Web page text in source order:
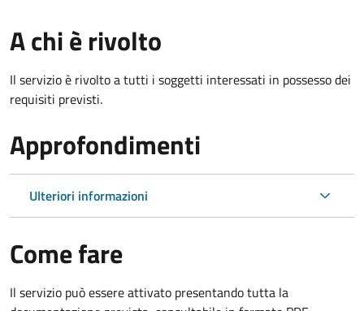
A chi è rivolto
Il servizio è rivolto a tutti i soggetti interessati in possesso dei
requisiti previsti.
Approfondimenti
Ulteriori informazioni
Come fare
Il servizio può essere attivato presentando tutta la